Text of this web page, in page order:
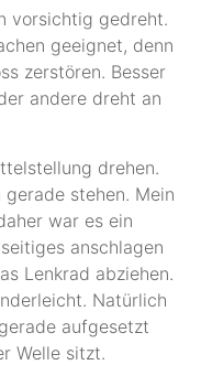
vorsichtig gedreht.
geeignet, denn
zerstören. Besser
andere dreht an
drehen.
stehen. Mein
war es ein
anschlagen
Lenkrad abziehen.
Natürlich
aufgesetzt
Welle sitzt.